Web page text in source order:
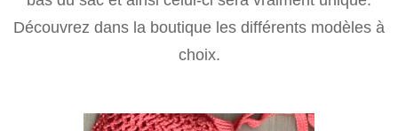
à
dos
Découvrez dans la boutique les différents modèles à
choix.